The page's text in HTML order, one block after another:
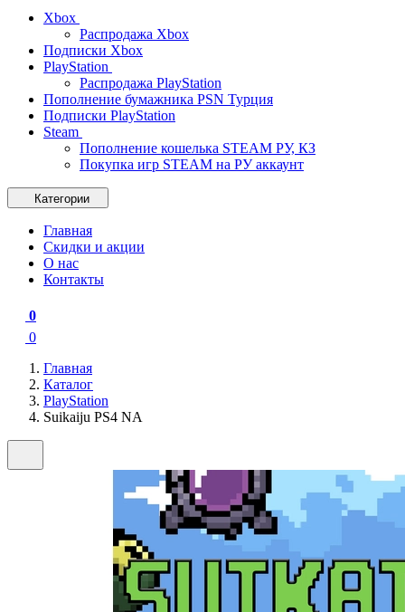
Xbox
Распродажа Xbox
Подписки Xbox
PlayStation
Распродажа PlayStation
Пополнение бумажника PSN Турция
Подписки PlayStation
Steam
Пополнение кошелька STEAM РУ, КЗ
Покупка игр STEAM на РУ аккаунт
Категории
Главная
Скидки и акции
О нас
Контакты
0
0
Главная
Каталог
PlayStation
Suikaiju PS4 NA